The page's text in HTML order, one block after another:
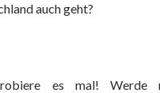
auch geht?
es mal! Werde